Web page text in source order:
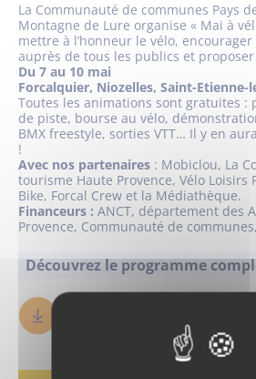
La Communauté de communes Pays
Montagne de Lure organise « Mai à
mettre à l’honneur le vélo,
auprès de tous les publics et
Du 7 au 10 mai
Forcalquier, Niozelles, Saint-Etienne-
Toutes les animations sont gratuites :
de piste, bourse au vélo,
BMX freestyle, sorties VTT… Il y en
!
Avec nos partenaires : Mobiclou, La
tourisme Haute Provence, Vélo Loisirs
Bike, Forcal Crew et la Médiathèque.
Financeurs : ANCT, département des
Provence, Communauté de
Découvrez le programme